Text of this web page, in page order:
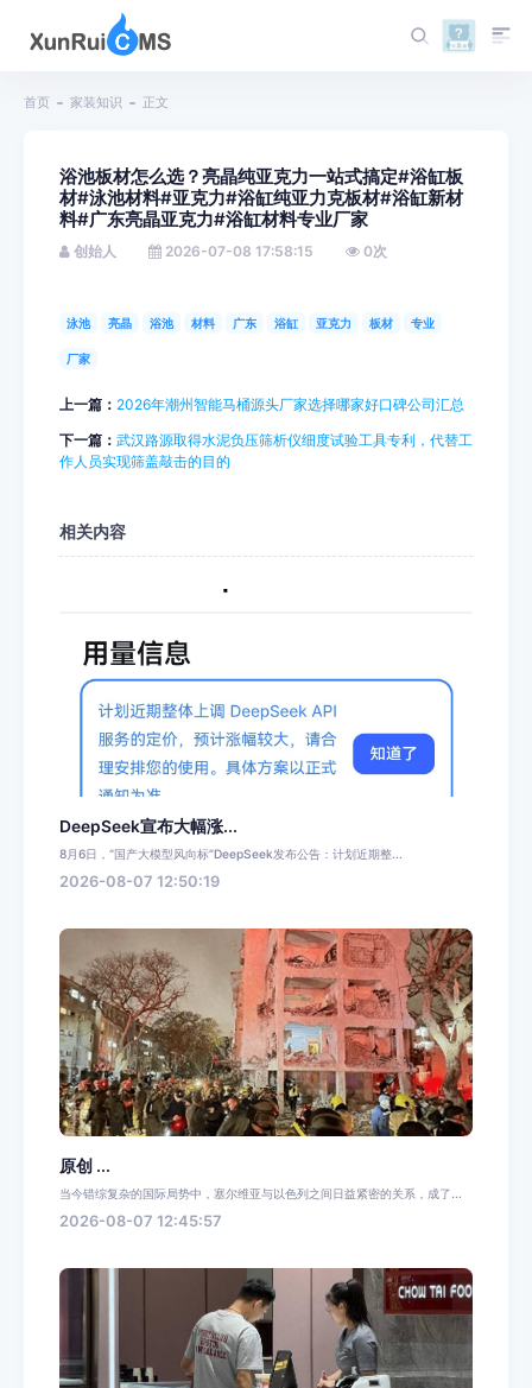
首页 家装知识 正文
浴池板材怎么选？亮晶纯亚克力一站式搞定#浴缸板
材#泳池材料#亚克力#浴缸纯亚力克板材#浴缸新材
料#广东亮晶亚克力#浴缸材料专业厂家
创始人 2026-07-08 17:58:15 0次
泳池 亮晶 浴池 材料 广东 浴缸 亚克力 板材 专业
厂家
上一篇： 2026年潮州智能马桶源头厂家选择哪家好口碑公司汇总
下一篇： 武汉路源取得水泥负压筛析仪细度试验工具专利，代替工
作人员实现筛盖敲击的目的
相关内容
DeepSeek宣布大幅涨...
8月6日，“国产大模型风向标”DeepSeek发布公告：计划近期整...
2026-08-07 12:50:19
原创 ...
当今错综复杂的国际局势中，塞尔维亚与以色列之间日益紧密的关系，成了...
2026-08-07 12:45:57